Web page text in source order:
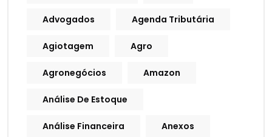
Advogados Agenda Tributária
Agiotagem Agro
Agronegócios Amazon
Análise De Estoque
Análise Financeira Anexos